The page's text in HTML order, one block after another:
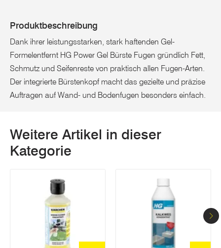
Produktbeschreibung
Dank ihrer leistungsstarken, stark haftenden Gel-
Formelentfernt HG Power Gel Bürste Fugen gründlich Fett,
Schmutz und Seifenreste von praktisch allen Fugen-Arten.
Der integrierte Bürstenkopf macht das gezielte und präzise
Auftragen auf Wand- und Bodenfugen besonders einfach.
Weitere Artikel in dieser
Kategorie